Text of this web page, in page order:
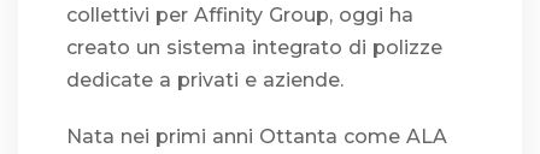
collettivi per Affinity Group, oggi ha
creato un sistema integrato di polizze
dedicate a privati e aziende.
Nata nei primi anni Ottanta come ALA